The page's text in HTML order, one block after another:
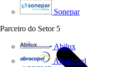
Sonepar
Parceiro do Setor 5
Abilux
Abracopel